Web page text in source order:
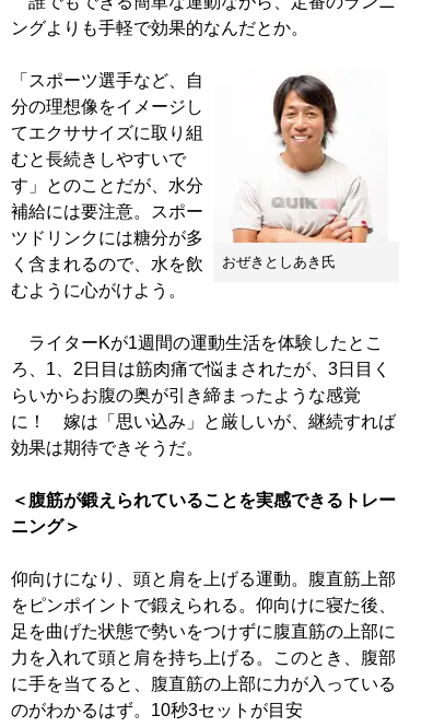
ングよりも手軽で効果的なんだとか。
おぜきとしあき氏
「スポーツ選手など、自
分の理想像をイメージし
てエクササイズに取り組
むと長続きしやすいで
す」とのことだが、水分
補給には要注意。スポー
ツドリンクには糖分が多
く含まれるので、水を飲
むように心がけよう。
ライターKが1週間の運動生活を体験したとこ
ろ、1、2日目は筋肉痛で悩まされたが、3日目く
らいからお腹の奥が引き締まったような感覚
に！ 嫁は「思い込み」と厳しいが、継続すれば
効果は期待できそうだ。
＜腹筋が鍛えられていることを実感できるトレー
ニング＞
仰向けになり、頭と肩を上げる運動。腹直筋上部
をピンポイントで鍛えられる。仰向けに寝た後、
足を曲げた状態で勢いをつけずに腹直筋の上部に
力を入れて頭と肩を持ち上げる。このとき、腹部
に手を当てると、腹直筋の上部に力が入っている
のがわかるはず。10秒3セットが目安